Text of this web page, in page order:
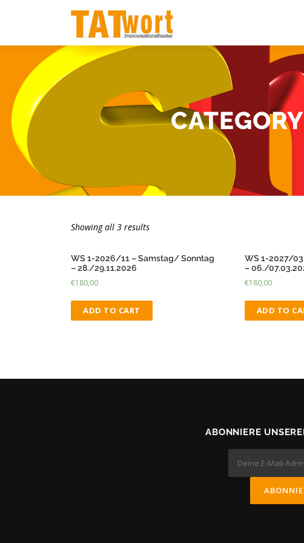
Showing all 3 results
WS 1-2026/11 – Samstag/ Sonntag
– 28./29.11.2026
€180,00
ADD TO CART
WS 1-2027/
– 06./
€180,00
ADD TO
ABONNIERE